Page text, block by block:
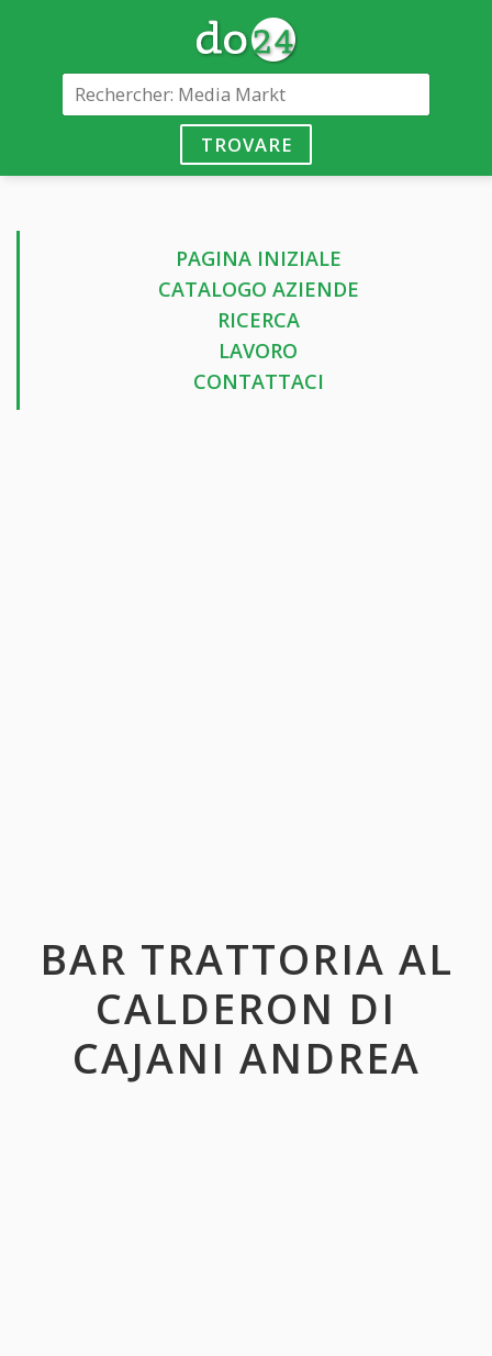
TROVARE
PAGINA INIZIALE
CATALOGO AZIENDE
RICERCA
LAVORO
CONTATTACI
BAR TRATTORIA AL
CALDERON DI
CAJANI ANDREA